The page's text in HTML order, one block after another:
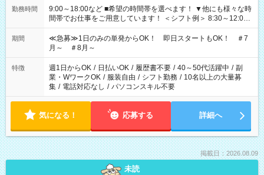
勤務時間
9:00～18:00など ■希望の時間帯を選べます！ ▼他にも様々な時
間帯でお仕事をご用意しています！ ＜シフト例＞ 8:30～12:00
17:00～22:00 13:00～22:00 22:00～翌6:00 など
期間
≪急募≫1日のみの単発からOK！ 即日スタートもOK！ ＃7
月～ ＃8月～
特徴 週1日からOK / 日払いOK / 履歴書不要 / 40～50代活躍中 / 副
業・WワークOK / 服装自由 / シフト勤務 / 10名以上の大量募
集 / 電話対応なし / パソコンスキル不要
気になる！ 応募する 詳細へ
掲載日：2026.08.09
未読